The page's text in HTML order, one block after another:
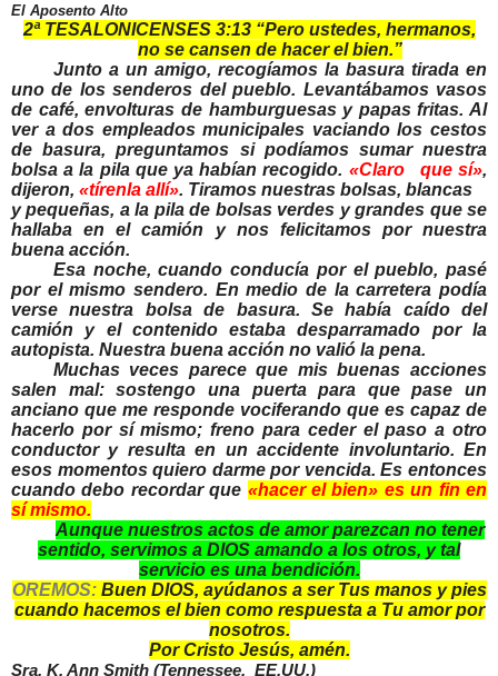
El Aposento Alto
2ª TESALONICENSES 3:13 “Pero ustedes, hermanos,
no se cansen de hacer el bien.”
Junto a un amigo, recogíamos la basura tirada en
uno de los senderos del pueblo. Levantábamos vasos
de café, envolturas de hamburguesas y papas fritas. Al
ver a dos empleados municipales vaciando los cestos
de basura, preguntamos si podíamos sumar nuestra
bolsa a la pila que ya habían recogido. «Claro que sí»,
dijeron, «tírenla allí». Tiramos nuestras bolsas, blancas
y pequeñas, a la pila de bolsas verdes y grandes que se
hallaba en el camión y nos felicitamos por nuestra
buena acción.
Esa noche, cuando conducía por el pueblo, pasé
por el mismo sendero. En medio de la carretera podía
verse nuestra bolsa de basura. Se había caído del
camión y el contenido estaba desparramado por la
autopista. Nuestra buena acción no valió la pena.
Muchas veces parece que mis buenas acciones
salen mal: sostengo una puerta para que pase un
anciano que me responde vociferando que es capaz de
hacerlo por sí mismo; freno para ceder el paso a otro
conductor y resulta en un accidente involuntario. En
esos momentos quiero darme por vencida. Es entonces
cuando debo recordar que «hacer el bien» es un fin en
sí mismo.
Aunque nuestros actos de amor parezcan no tener
sentido, servimos a DIOS amando a los otros, y tal
servicio es una bendición.
OREMOS: Buen DIOS, ayúdanos a ser Tus manos y pies
cuando hacemos el bien como respuesta a Tu amor por
nosotros.
Por Cristo Jesús, amén.
Sra. K. Ann Smith (Tennessee, EE.UU.)